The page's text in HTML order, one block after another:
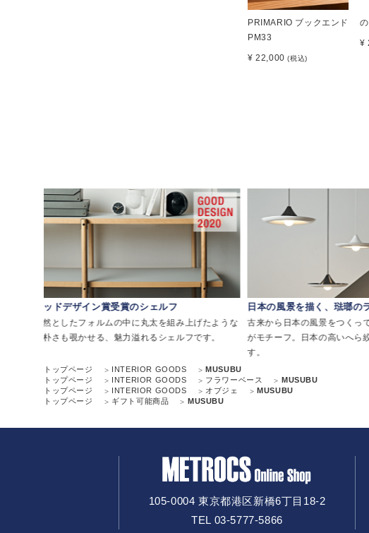
PRIMARIO ブックエンド
PM33
¥ 22,000(税込)
¥
グッドデザイン賞受賞のシェルフ
整然としたフォルムの中に丸太を組み上げたような
素朴さも覗かせる、魅力溢れるシェルフです。
日本の風景を描く、琺瑯の
古来から日本の風景をつくっ
がモチーフ。日本の高いへら
す。
トップページ INTERIOR GOODS
MUSUBU
トップページ
INTERIOR GOODS フラワーベース
MUSUBU
トップページ
INTERIOR GOODS オブジェ
MUSUBU
トップページ
ギフト可能商品 MUSUBU
105-0004 東京都港区新橋6丁目18-2
TEL 03-5777-5866